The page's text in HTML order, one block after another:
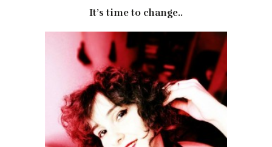
It’s time to change..